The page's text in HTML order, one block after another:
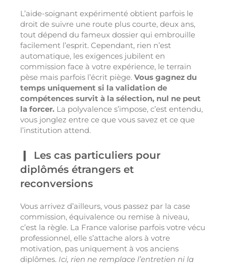
L’aide-soignant expérimenté obtient parfois le
droit de suivre une route plus courte, deux ans,
tout dépend du fameux dossier qui embrouille
facilement l’esprit. Cependant, rien n’est
automatique, les exigences jubilent en
commission face à votre expérience, le terrain
pèse mais parfois l’écrit piège. Vous gagnez du
temps uniquement si la validation de
compétences survit à la sélection, nul ne peut
la forcer. La polyvalence s’impose, c’est entendu,
vous jonglez entre ce que vous savez et ce que
l’institution attend.
Les cas particuliers pour
diplômés étrangers et
reconversions
Vous arrivez d’ailleurs, vous passez par la case
commission, équivalence ou remise à niveau,
c’est la règle. La France valorise parfois votre vécu
professionnel, elle s’attache alors à votre
motivation, pas uniquement à vos anciens
diplômes. Ici, rien ne remplace l’entretien ni la